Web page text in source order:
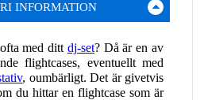
INFORMATION
med ditt dj-set? Då är en av
flightcases, eventuellt med
, oumbärligt. Det är givetvis
du hittar en flightcase som är